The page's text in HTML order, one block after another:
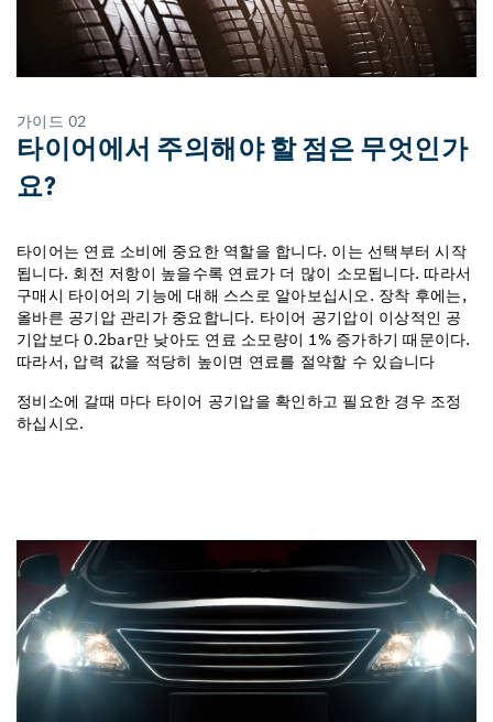
가이드 02
타이어에서 주의해야 할 점은 무엇인가
요?
타이어는 연료 소비에 중요한 역할을 합니다. 이는 선택부터 시작
됩니다. 회전 저항이 높을수록 연료가 더 많이 소모됩니다. 따라서
구매시 타이어의 기능에 대해 스스로 알아보십시오. 장착 후에는,
올바른 공기압 관리가 중요합니다. 타이어 공기압이 이상적인 공
기압보다 0.2bar만 낮아도 연료 소모량이 1% 증가하기 때문이다.
따라서, 압력 값을 적당히 높이면 연료를 절약할 수 있습니다
정비소에 갈때 마다 타이어 공기압을 확인하고 필요한 경우 조정
하십시오.